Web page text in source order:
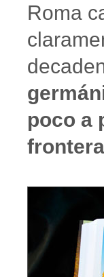
Roma
poco a